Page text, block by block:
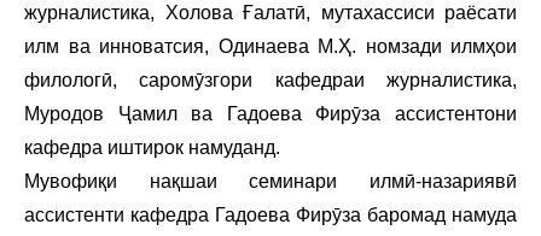
журналистика, Холова Ғалатӣ, мутахассиси раёсати
илм ва инноватсия, Одинаева М.Ҳ. номзади илмҳои
филологӣ, саромӯзгори кафедраи журналистика,
Муродов Ҷамил ва Гадоева Фирӯза ассистентони
кафедра иштирок намуданд.
Мувофиқи нақшаи семинари илмӣ-назариявӣ
ассистенти кафедра Гадоева Фирӯза баромад намуда